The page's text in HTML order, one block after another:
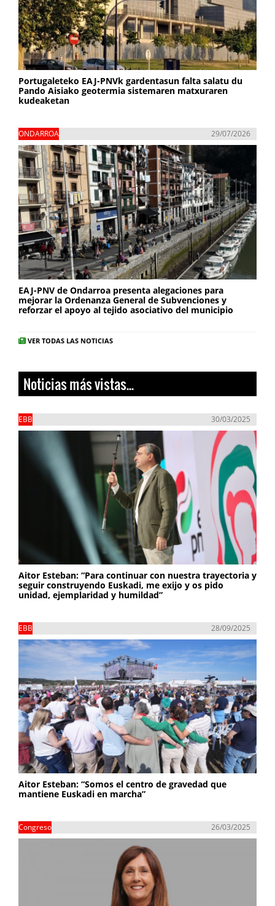
Portugaleteko EAJ-PNVk gardentasun falta salatu du
Pando Aisiako geotermia sistemaren matxuraren
kudeaketan
ONDARROA 29/07/2026
EAJ-PNV de Ondarroa presenta alegaciones para
mejorar la Ordenanza General de Subvenciones y
reforzar el apoyo al tejido asociativo del municipio
VER TODAS LAS NOTICIAS
Noticias más vistas...
EBB 30/03/2025
Aitor Esteban: “Para continuar con nuestra trayectoria y
seguir construyendo Euskadi, me exijo y os pido
unidad, ejemplaridad y humildad”
EBB 28/09/2025
Aitor Esteban: “Somos el centro de gravedad que
mantiene Euskadi en marcha”
Congreso 26/03/2025